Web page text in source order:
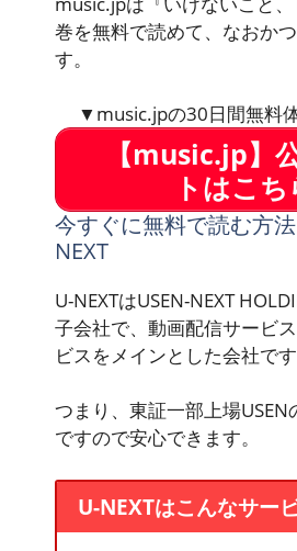
巻を無料で読めて、なおか
す。
▼music.jpの30日間無料
【music.jp】
トはこち
今すぐに無料で読む
NEXT
U-NEXTはUSEN-NEXT
子会社で、動画配信サービ
ビスをメインとした会社です
つまり、東証一部上場USEN
ですので安心できます。
U-NEXTはこんなサー